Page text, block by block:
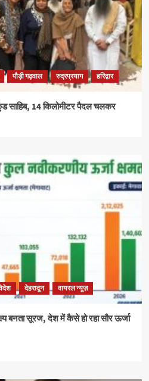
पौड़ी गढ़वाल रुद्रप्रयाग हरिद्वार
साहिब, 14 किलोमीटर पैदल चलकर
देहरादून वायरल न्यूज़
बनता सूरज, देश में कैसे हो रहा सौर ऊर्जा